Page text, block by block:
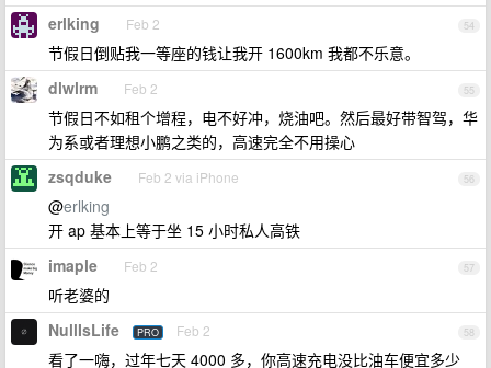
54
erlking Feb 2
节假日倒贴我一等座的钱让我开 1600km 我都不乐意。
55
dlwlrm Feb 2
节假日不如租个增程，电不好冲，烧油吧。然后最好带智驾，华
为系或者理想小鹏之类的，高速完全不用操心
56
zsqduke Feb 2 via iPhone
@erlking
开 ap 基本上等于坐 15 小时私人高铁
57
imaple Feb 2
听老婆的
58
NullIsLife PRO Feb 2
看了一嗨，过年七天 4000 多，你高速充电没比油车便宜多少